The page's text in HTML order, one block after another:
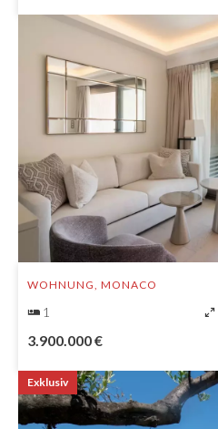
WOHNUNG, MONACO
1
3.900.000 €
Exklusiv